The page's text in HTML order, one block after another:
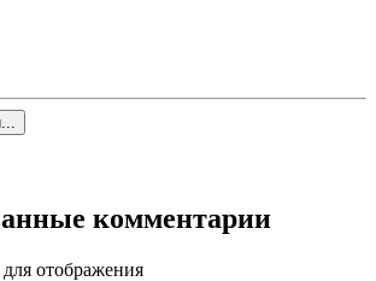
комментарии
отображения